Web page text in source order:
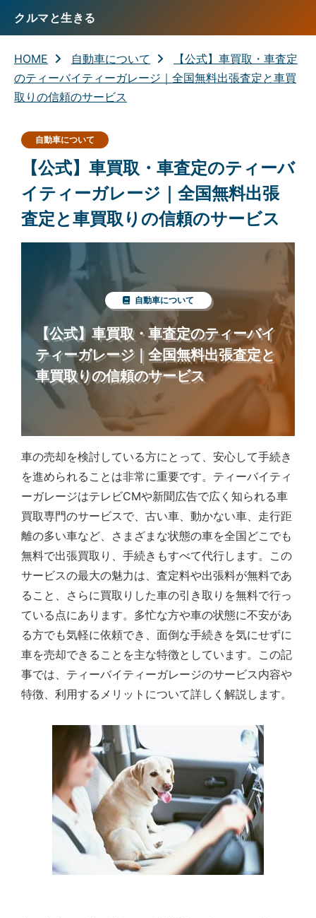
クルマと生きる
HOME 自動車について
【公式】車買取・車査定
のティーバイティーガレージ｜全国無料出張査定と車買
取りの信頼のサービス
自動車について
【公式】車買取・車査定のティーバ
イティーガレージ｜全国無料出張
査定と車買取りの信頼のサービス
自動車について
【公式】車買取・車査定のティーバイ
ティーガレージ｜全国無料出張査定と
車買取りの信頼のサービス
車の売却を検討している方にとって、安心して手続き
を進められることは非常に重要です。ティーバイティ
ーガレージはテレビCMや新聞広告で広く知られる車
買取専門のサービスで、古い車、動かない車、走行距
離の多い車など、さまざまな状態の車を全国どこでも
無料で出張買取り、手続きもすべて代行します。この
サービスの最大の魅力は、査定料や出張料が無料であ
ること、さらに買取りした車の引き取りを無料で行っ
ている点にあります。多忙な方や車の状態に不安があ
る方でも気軽に依頼でき、面倒な手続きを気にせずに
車を売却できることを主な特徴としています。この記
事では、ティーバイティーガレージのサービス内容や
特徴、利用するメリットについて詳しく解説します。